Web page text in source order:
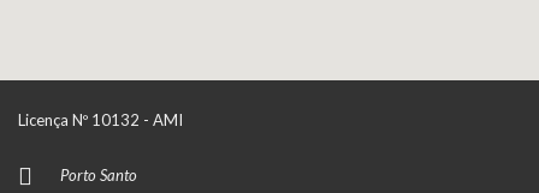
Licença Nº 10132 - AMI
Porto Santo